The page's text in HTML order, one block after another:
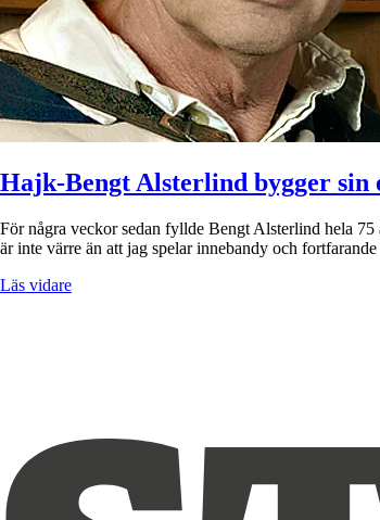
Hajk-Bengt Alsterlind bygger sin
För några veckor sedan fyllde Bengt Alsterlind hela
är inte värre än att jag spelar innebandy och
Läs vidare